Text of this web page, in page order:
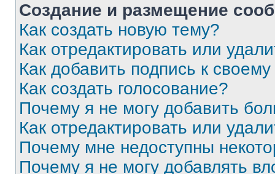
Создание и размещение
Как создать новую тему?
Как отредактировать или
Как добавить подпись к
Как создать голосование?
Почему я не могу добавить
Как отредактировать или
Почему мне недоступны
Почему я не могу добавлять